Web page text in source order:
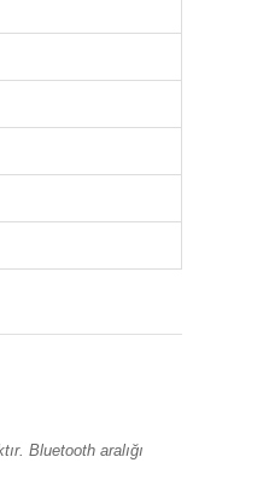
Bluetooth aralığı